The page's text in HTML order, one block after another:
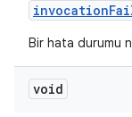
invocation
Bir hata durumu
void